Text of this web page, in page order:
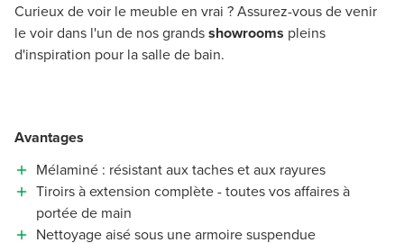
Curieux de voir le meuble en vrai ? Assurez-vous de venir
le voir dans l'un de nos grandsshowrooms pleins
d'inspiration pour la salle de bain.
Avantages
Mélaminé : résistant aux taches et aux rayures
Tiroirs à extension complète - toutes vos affaires à
portée de main
Nettoyage aisé sous une armoire suspendue